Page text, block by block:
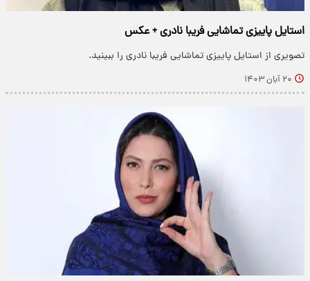
استایل پاییزی تماشایی فریبا نادری + عکس
تصویری از استایل پاییزی تماشایی فریبا نادری را ببینید.
۲۰ آبان ۱۴۰۳